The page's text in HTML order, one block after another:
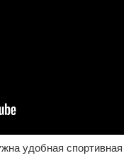
удобная спортивная